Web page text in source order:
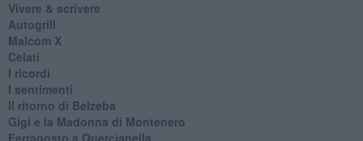
Vivere & scrivere
Autogrill
Malcom X
Celati
I ricordi
I sentimenti
Il ritorno di Belzeba
Gigi e la Madonna di Montenero
Ferragosto a Quercianella